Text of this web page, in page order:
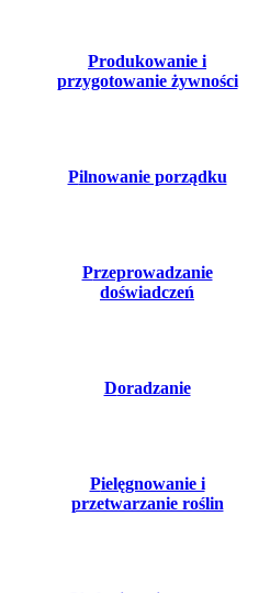
produkowanie i
przygotowanie żywności
pilnowanie porządku
przeprowadzanie
doświadczeń
doradzanie
pielęgnowanie i
przetwarzanie roślin